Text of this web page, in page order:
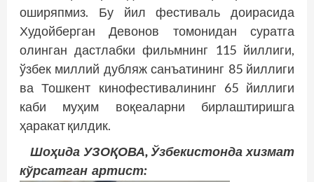
оширяпмиз. Бу йил фестиваль доирасида
Худойберган Девонов томонидан суратга
олинган дастлабки фильмнинг 115 йиллиги,
ўзбек миллий дубляж санъатининг 85 йиллиги
ва Тошкент кинофестивалининг 65 йиллиги
каби муҳим воқеаларни бирлаштиришга
ҳаракат қилдик.
Шоҳида УЗОҚОВА, Ўзбекистонда хизмат
кўрсатган артист: